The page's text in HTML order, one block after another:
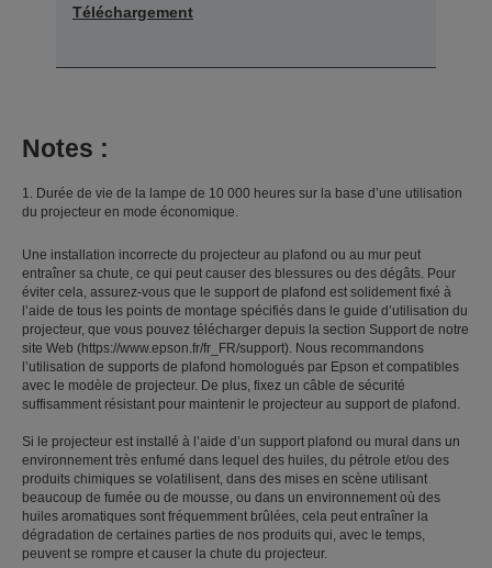
Téléchargement
Notes :
1. Durée de vie de la lampe de 10 000 heures sur la base d’une utilisation
du projecteur en mode économique.
Une installation incorrecte du projecteur au plafond ou au mur peut
entraîner sa chute, ce qui peut causer des blessures ou des dégâts. Pour
éviter cela, assurez-vous que le support de plafond est solidement fixé à
l’aide de tous les points de montage spécifiés dans le guide d’utilisation du
projecteur, que vous pouvez télécharger depuis la section Support de notre
site Web (https://www.epson.fr/fr_FR/support). Nous recommandons
l’utilisation de supports de plafond homologués par Epson et compatibles
avec le modèle de projecteur. De plus, fixez un câble de sécurité
suffisamment résistant pour maintenir le projecteur au support de plafond.
Si le projecteur est installé à l’aide d’un support plafond ou mural dans un
environnement très enfumé dans lequel des huiles, du pétrole et/ou des
produits chimiques se volatilisent, dans des mises en scène utilisant
beaucoup de fumée ou de mousse, ou dans un environnement où des
huiles aromatiques sont fréquemment brûlées, cela peut entraîner la
dégradation de certaines parties de nos produits qui, avec le temps,
peuvent se rompre et causer la chute du projecteur.